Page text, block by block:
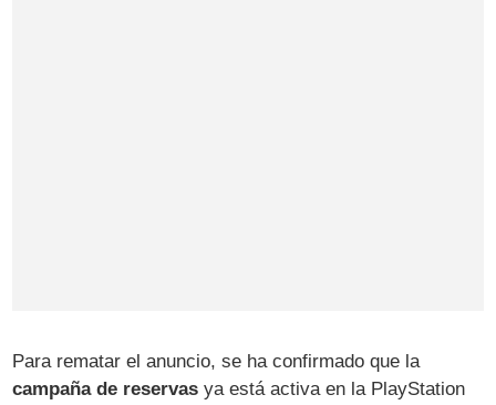
Para rematar el anuncio, se ha confirmado que la
campaña de reservas ya está activa en la PlayStation